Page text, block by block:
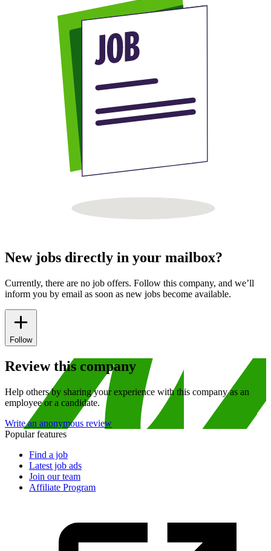
New jobs directly in your mailbox?
Currently, there are no job offers. Follow this company, and we’ll
inform you by email as soon as new jobs become available.
Follow
Review this company
Help others by sharing your experience with this company as an
employee or a candidate.
Write an anonymous review
Popular features
Find a job
Latest job ads
Join our team
Affiliate Program